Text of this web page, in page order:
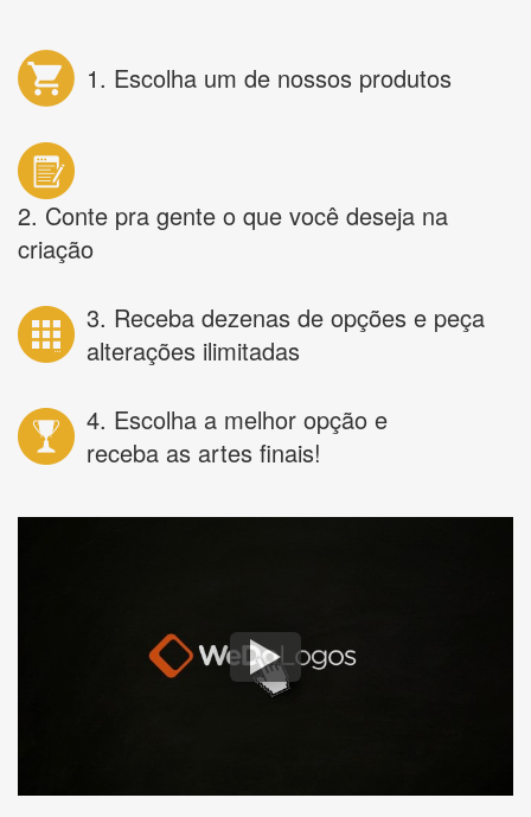
1. Escolha um de nossos produtos
2. Conte pra gente o que você deseja na
criação
3. Receba dezenas de opções e peça
alterações ilimitadas
4. Escolha a melhor opção e
receba as artes finais!